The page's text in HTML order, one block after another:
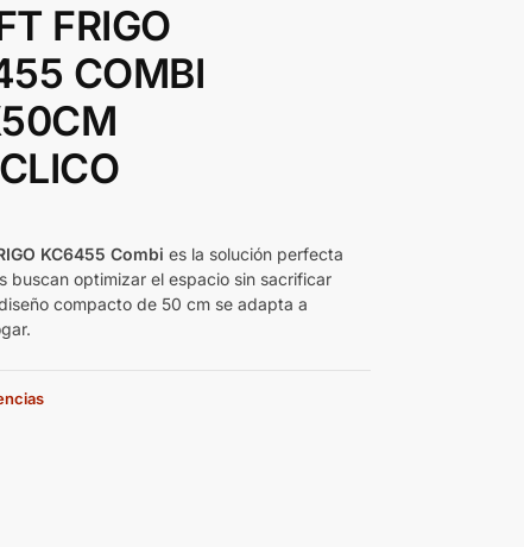
FRIGO
COMBI
KC6455 Combi es la solución perfecta
buscan optimizar el espacio sin sacrificar
compacto de 50 cm se adapta a